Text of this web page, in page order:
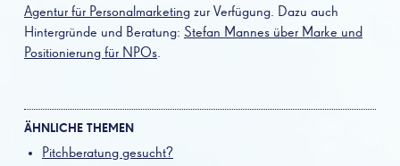
Agentur für Personalmarketing zur Verfügung. Dazu auch
Hintergründe und Beratung: Stefan Mannes über Marke und
Positionierung für NPOs.
ÄHNLICHE THEMEN
Pitchberatung gesucht?